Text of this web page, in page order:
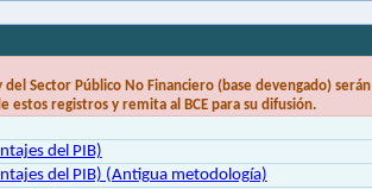
Sector Público No Financiero (base devengado) serán
estos registros y remita al BCE para su difusión.
del PIB)
del PIB) (Antigua metodología)